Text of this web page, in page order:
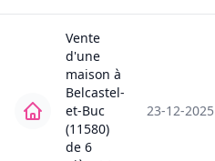
Vente
d'une
maison à
Belcastel-
et-Buc
(11580)
de 6
23-12-2025